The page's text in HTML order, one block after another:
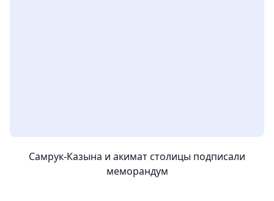
Самрук-Казына и акимат столицы подписали
меморандум